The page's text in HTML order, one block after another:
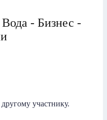
- Бизнес -
участнику.